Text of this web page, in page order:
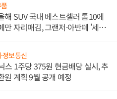
해 SUV 국내 베스트셀러 톱10에
만 자리매김, 그랜저·아반떼 '세단
정보통신
스 1주당 375원 현금배당 실시, 추
원 계획 9월 공개 예정